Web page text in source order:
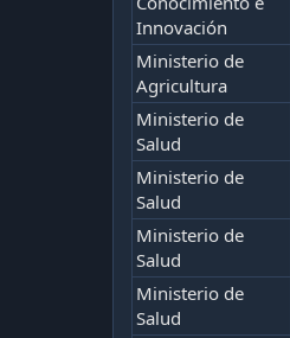
Innovación
Ministerio de
Agricultura
Ministerio de
Salud
Ministerio de
Salud
Ministerio de
Salud
Ministerio de
Salud